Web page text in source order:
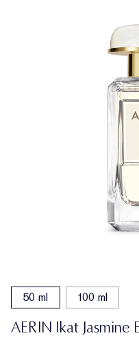
50 ml 100 ml
AERIN Ikat Jasmine